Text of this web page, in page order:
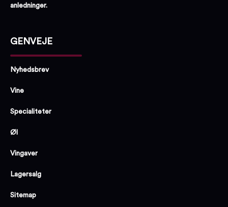
anledninger.
GENVEJE
Nyhedsbrev
Vine
Specialiteter
Øl
Vingaver
Lagersalg
Sitemap